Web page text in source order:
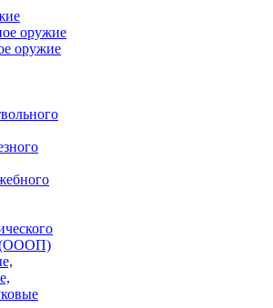
оружие
оружие
(ОООП)